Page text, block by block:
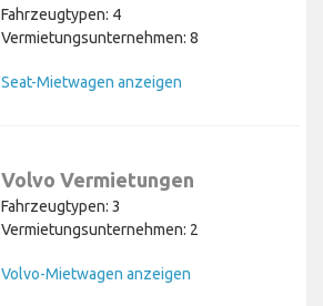
Fahrzeugtypen: 4
Vermietungsunternehmen: 8
Seat-Mietwagen anzeigen
Volvo Vermietungen
Fahrzeugtypen: 3
Vermietungsunternehmen: 2
Volvo-Mietwagen anzeigen